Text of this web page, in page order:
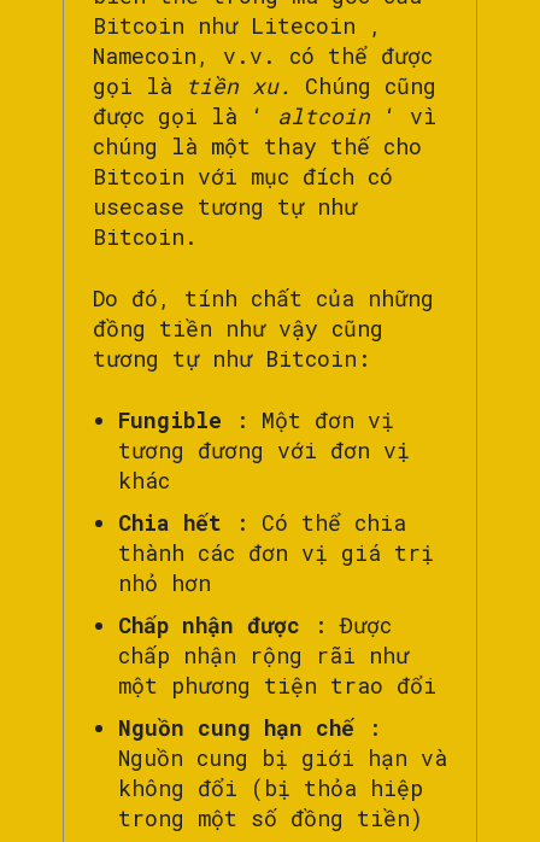
Bitcoin như Litecoin ,
Namecoin, v.v. có thể được
gọi là
tiền xu. Chúng cũng
được gọi là ‘ altcoin ‘ vì
chúng là một thay thế cho
Bitcoin với mục đích có
usecase tương tự như
Bitcoin.
Do đó, tính chất của những
đồng tiền như vậy cũng
tương tự như Bitcoin:
Fungible : Một đơn vị
tương đương với đơn vị
khác
Chia hết : Có thể chia
thành các đơn vị giá trị
nhỏ hơn
Chấp nhận được : Được
chấp nhận rộng rãi như
một phương tiện trao đổi
Nguồn cung hạn chế :
Nguồn cung bị giới hạn và
không đổi (bị thỏa hiệp
trong một số đồng tiền)